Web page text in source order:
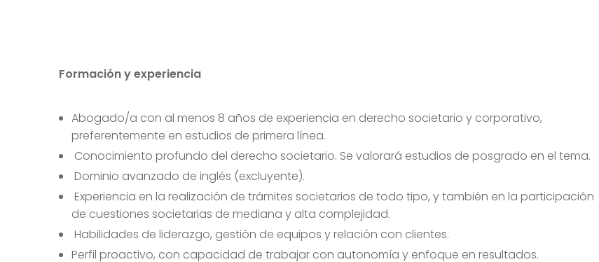
Formación y experiencia
Abogado/a con al menos 8 años de experiencia en derecho societario y corporativo,
preferentemente en estudios de primera línea.
Conocimiento profundo del derecho societario. Se valorará estudios de posgrado en el tema.
Dominio avanzado de inglés (excluyente).
Experiencia en la realización de trámites societarios de todo tipo, y también en la participación
de cuestiones societarias de mediana y alta complejidad.
Habilidades de liderazgo, gestión de equipos y relación con clientes.
Perfil proactivo, con capacidad de trabajar con autonomía y enfoque en resultados.